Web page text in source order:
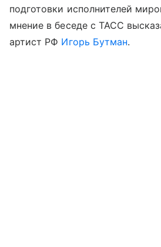
подготовки исполнителей
мнение в беседе с ТАСС
артист РФ Игорь Бутман.